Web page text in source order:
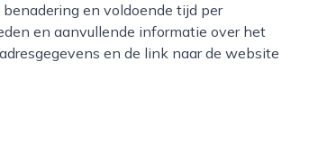
en voldoende tijd per
en aanvullende informatie over het
en de link naar de website